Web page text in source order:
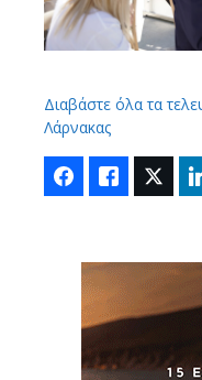
Διαβάστε όλα τα
Λάρνακας
FacebookLike